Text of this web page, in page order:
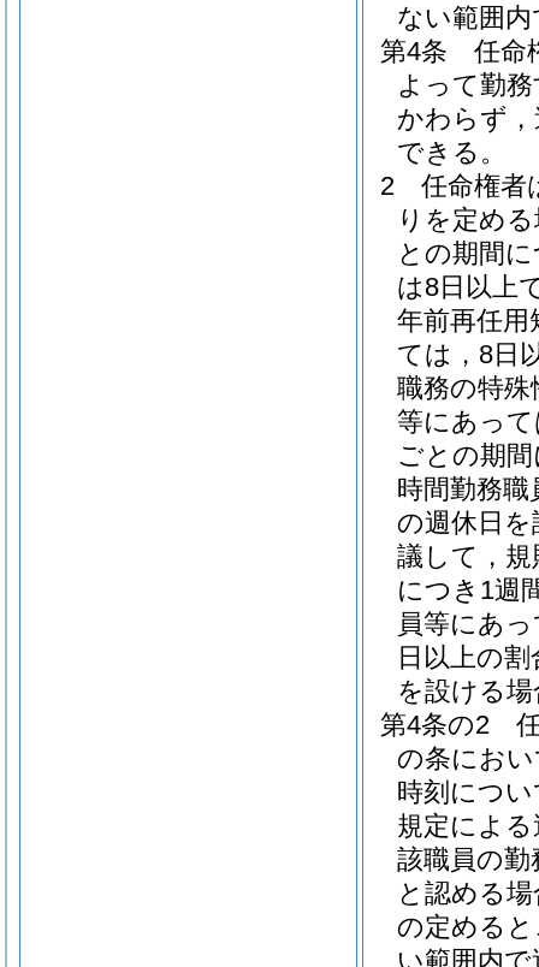
ない範囲
第4条
任命
よって勤
かわらず
できる。
2
任命権者
りを定め
との期間
は8日以上
年前再任用
ては，8日
職務の特殊
等にあっ
ごとの期
時間勤務
の週休日
議して，
につき1週
員等にあ
日以上の
を設ける
第4条の2
の条にお
時刻につ
規定によ
該職員の
と認める
の定める
い範囲内